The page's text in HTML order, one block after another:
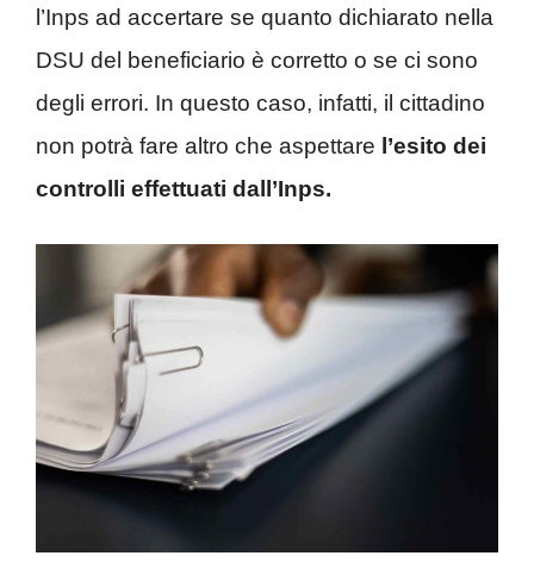
l’Inps ad accertare se quanto dichiarato nella
DSU del beneficiario è corretto o se ci sono
degli errori. In questo caso, infatti, il cittadino
non potrà fare altro che aspettare l’esito dei
controlli effettuati dall’Inps.